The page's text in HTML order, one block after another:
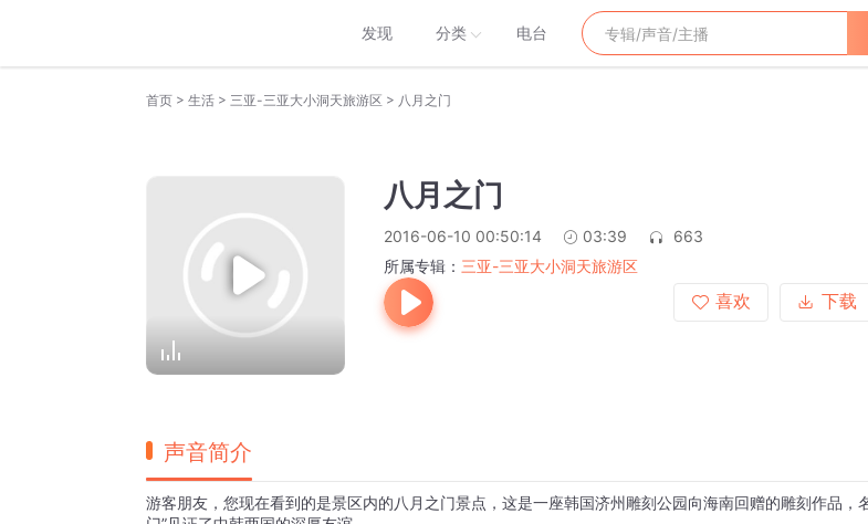
发现 分类 电台
首页 > 生活 > 三亚-三亚大小洞天旅游区 > 八月之门
八月之门
2016-06-10 00:50:14 03:39
663
所属专辑： 三亚-三亚大小洞天旅游区
喜欢
下载
声音简介
游客朋友，您现在看到的是景区内的八月之门景点，这是一座韩国济州雕刻公园向海南回赠的雕刻作品，